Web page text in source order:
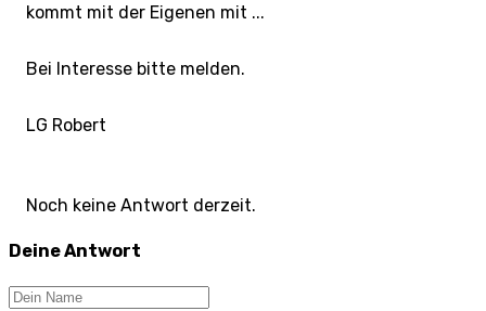
kommt mit der Eigenen mit ...
Bei Interesse bitte melden.
LG Robert
Noch keine Antwort derzeit.
Deine Antwort